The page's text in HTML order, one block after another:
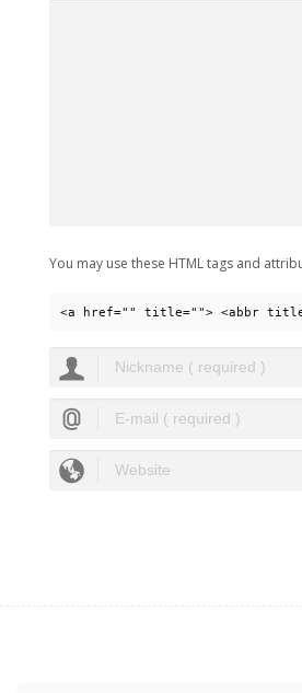
You may use these HTML tags and
<a href="" title=""> <abbr